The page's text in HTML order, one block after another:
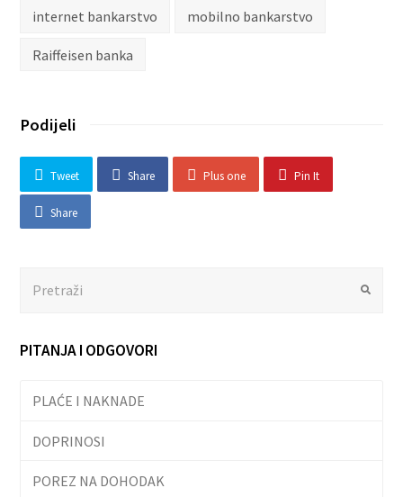
internet bankarstvo mobilno bankarstvo
Raiffeisen banka
Podijeli
Tweet Share Plus one Pin It
Share
Submit
PITANJA I ODGOVORI
PLAĆE I NAKNADE
DOPRINOSI
POREZ NA DOHODAK